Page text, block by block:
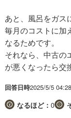
あと、風呂をガス
毎月のコストに加
なるためです。
それなら、中古の
が悪くなったら交
回答日時2025/5/5
なるほど： 0